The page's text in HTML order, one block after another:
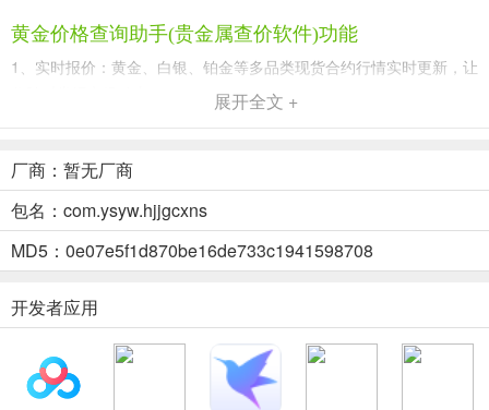
黄金价格查询助手(贵金属查价软件)功能
1、实时报价：黄金、白银、铂金等多品类现货合约行情实时更新，让
走势。
3、金价对比：能进行跨年份比价，价差清晰呈现，方便你做出投资决
策。
4、简洁界面：分类清晰，操作便捷，让你轻松查询各类贵金属价格。
5、一站式服务：提供黄金白银铂金等贵金属查价，满足你的多样需
黄金价格查询助手(贵金属查价软件)使用说明
展开全文 +
厂商：暂无厂商
包名：com.ysyw.hjjgcxns
MD5：0e07e5f1d870be16de733c1941598708
开发者应用